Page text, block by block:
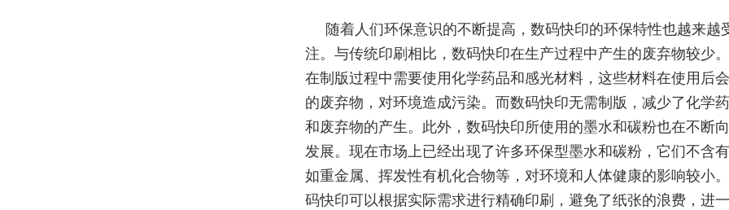
随着人们环保意识的不断提高，数码快印的环保特性也越来越
注。与传统印刷相比，数码快印在生产过程中产生的废弃物较少
在制版过程中需要使用化学药品和感光材料，这些材料在使用后
的废弃物，对环境造成污染。而数码快印无需制版，减少了化学
和废弃物的产生。此外，数码快印所使用的墨水和碳粉也在不断
发展。现在市场上已经出现了许多环保型墨水和碳粉，它们不含
如重金属、挥发性有机化合物等，对环境和人体健康的影响较小
码快印可以根据实际需求进行精确印刷，避免了纸张的浪费，进